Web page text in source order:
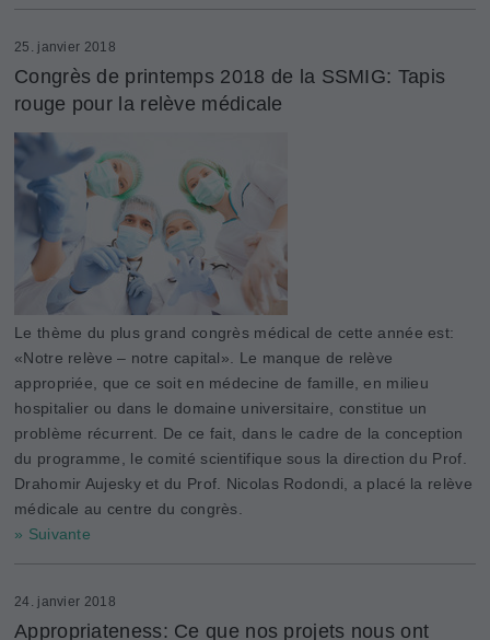
25. janvier 2018
Congrès de printemps 2018 de la SSMIG: Tapis
rouge pour la relève médicale
Le thème du plus grand congrès médical de cette année est:
«Notre relève – notre capital». Le manque de relève
appropriée, que ce soit en médecine de famille, en milieu
hospitalier ou dans le domaine universitaire, constitue un
problème récurrent. De ce fait, dans le cadre de la conception
du programme, le comité scientifique sous la direction du Prof.
Drahomir Aujesky et du Prof. Nicolas Rodondi, a placé la relève
médicale au centre du congrès.
» Suivante
24. janvier 2018
Appropriateness: Ce que nos projets nous ont